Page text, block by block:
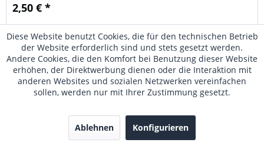
2,50 € *
Diese Website benutzt Cookies, die für den technischen Betrieb
der Website erforderlich sind und stets gesetzt werden.
Andere Cookies, die den Komfort bei Benutzung dieser Website
erhöhen, der Direktwerbung dienen oder die Interaktion mit
anderen Websites und sozialen Netzwerken vereinfachen
sollen, werden nur mit Ihrer Zustimmung gesetzt.
Ablehnen Konfigurieren